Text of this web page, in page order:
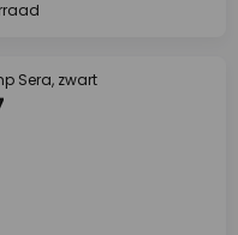
Sera, zwart